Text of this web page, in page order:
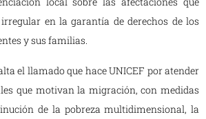
en la garantía de derechos de los
y sus familias.
el llamado que hace UNICEF por atender
que motivan la migración, con medidas
de la pobreza multidimensional, la